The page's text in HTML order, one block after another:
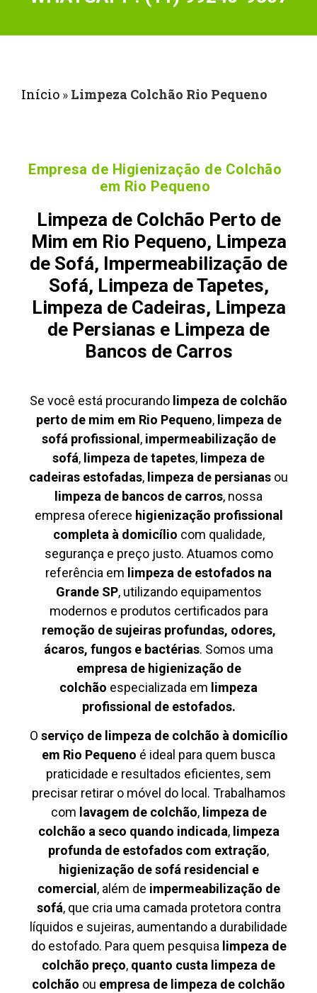
Início » Limpeza Colchão Rio Pequeno
Empresa de Higienização de Colchão
em Rio Pequeno
Limpeza de Colchão Perto de
Mim em Rio Pequeno, Limpeza
de Sofá, Impermeabilização de
Sofá, Limpeza de Tapetes,
Limpeza de Cadeiras, Limpeza
de Persianas e Limpeza de
Bancos de Carros
Se você está procurando limpeza de colchão
perto de mim em Rio Pequeno, limpeza de
sofá profissional , impermeabilização de
sofá, limpeza de tapetes, limpeza de
cadeiras estofadas, limpeza de persianas ou
limpeza de bancos de carros, nossa
empresa oferece higienização profissional
completa à domicílio com qualidade,
segurança e preço justo. Atuamos como
referência em limpeza de estofados na
Grande SP, utilizando equipamentos
modernos e produtos certificados para
remoção de sujeiras profundas, odores,
ácaros, fungos e bactérias. Somos uma
empresa de higienização de
colchão especializada em limpeza
profissional de estofados.
O serviço de limpeza de colchão à domicílio
em Rio Pequeno é ideal para quem busca
praticidade e resultados eficientes, sem
precisar retirar o móvel do local. Trabalhamos
com lavagem de colchão, limpeza de
colchão a seco quando indicada, limpeza
profunda de estofados com extração,
higienização de sofá residencial e
comercial , além de impermeabilização de
sofá, que cria uma camada protetora contra
líquidos e sujeiras, aumentando a durabilidade
do estofado. Para quem pesquisa limpeza de
colchão preço, quanto custa limpeza de
colchão ou empresa de limpeza de colchão